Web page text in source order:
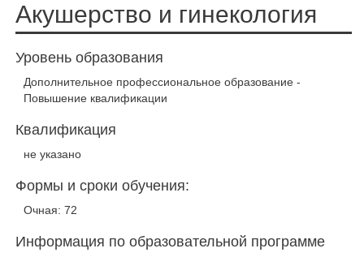
Акушерство и гинекология
Уровень образования
Дополнительное профессиональное образование -
Повышение квалификации
Квалификация
не указано
Формы и сроки обучения:
Очная: 72
Информация по образовательной программе